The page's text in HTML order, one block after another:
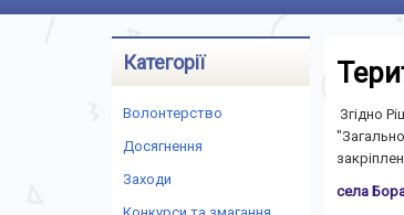
Згідно
села
Категорії
Волонтерство
Досягнення
Заходи